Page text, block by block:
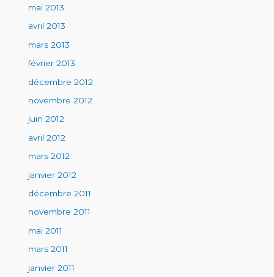
mai 2013
avril 2013
mars 2013
février 2013
décembre 2012
novembre 2012
juin 2012
avril 2012
mars 2012
janvier 2012
décembre 2011
novembre 2011
mai 2011
mars 2011
janvier 2011